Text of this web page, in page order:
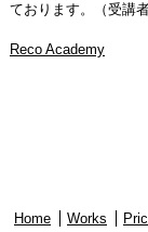
ております。（受講
Reco Academy
Home Works